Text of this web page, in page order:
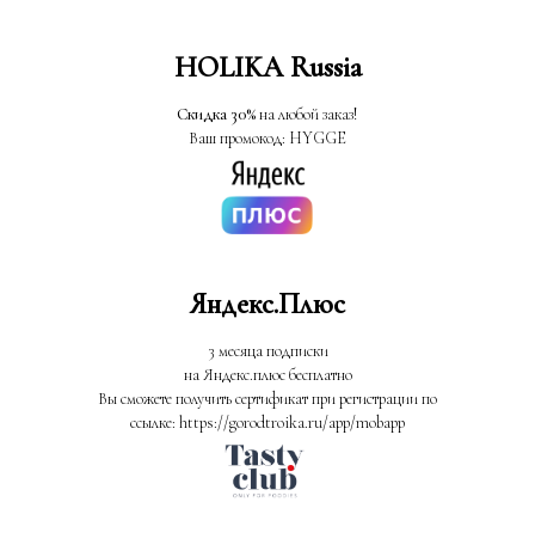
HOLIKA Russia
Скидка 30%на любой заказ!
Ваш промокод: HYGGE
Яндекс.Плюс
3 месяца подписки
на Яндекс.плюс бесплатно
Вы сможете получить сертификат при регистрации по
ссылке: https://gorodtroika.ru/app/mobapp